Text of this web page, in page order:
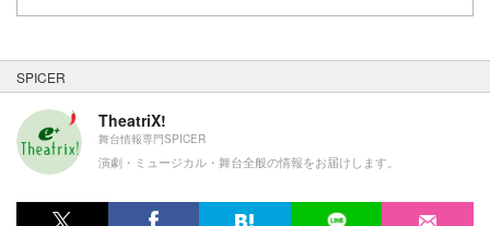
SPICER
TheatriX!
舞台情報専門SPICER
演劇・ミュージカル・舞台全般の情報をお届けします。